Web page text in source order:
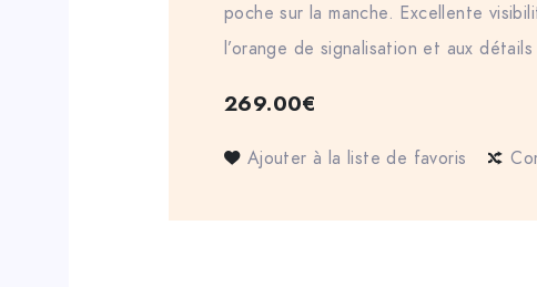
poche sur la manche. Excellente
l’orange de signalisation et aux
269.00€
Ajouter à la liste de favoris